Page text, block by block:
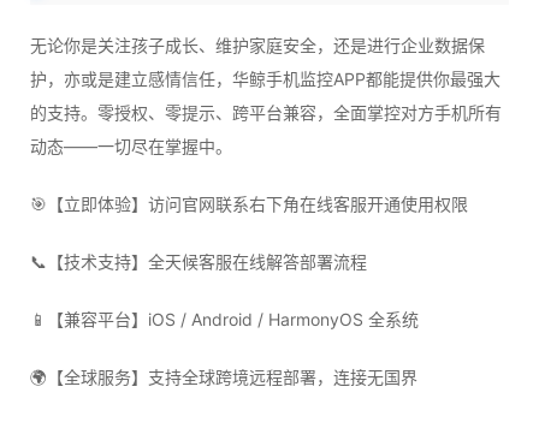
无论你是关注孩子成长、维护家庭安全，还是进行企业数据保
护，亦或是建立感情信任，华鲸手机监控APP都能提供你最强大
的支持。零授权、零提示、跨平台兼容，全面掌控对方手机所有
动态——一切尽在掌握中。
🎯【立即体验】访问官网联系右下角在线客服开通使用权限
📞【技术支持】全天候客服在线解答部署流程
📱【兼容平台】iOS / Android / HarmonyOS 全系统
🌍【全球服务】支持全球跨境远程部署，连接无国界